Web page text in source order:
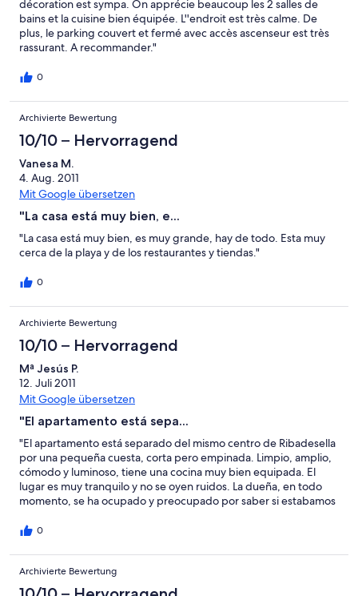
décoration est sympa. On apprécie beaucoup les 2 salles de
bains et la cuisine bien équipée. L''endroit est très calme. De
plus, le parking couvert et fermé avec accès ascenseur est très
rassurant. A recommander."
0
Archivierte Bewertung
10/10 – Hervorragend
Vanesa M.
4. Aug. 2011
Mit Google übersetzen
"La casa está muy bien, e...
"La casa está muy bien, es muy grande, hay de todo. Esta muy
cerca de la playa y de los restaurantes y tiendas."
0
Archivierte Bewertung
10/10 – Hervorragend
Mª Jesús P.
12. Juli 2011
Mit Google übersetzen
"El apartamento está sepa...
"El apartamento está separado del mismo centro de Ribadesella
por una pequeña cuesta, corta pero empinada. Limpio, amplio,
cómodo y luminoso, tiene una cocina muy bien equipada. El
lugar es muy tranquilo y no se oyen ruidos. La dueña, en todo
momento, se ha ocupado y preocupado por saber si estabamos
y es de agradecer la atención mostrada por la dueña."
0
Archivierte Bewertung